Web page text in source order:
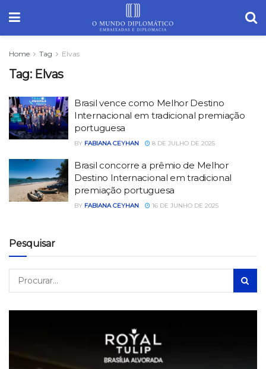
Home Tag Elvas
Tag: Elvas
Brasil vence como Melhor Destino
Internacional em tradicional premiação
portuguesa
BY FABIANA CEYHAN 8 DE JULHO DE 2025
Brasil concorre a prêmio de Melhor
Destino Internacional em tradicional
premiação portuguesa
BY FABIANA CEYHAN 16 DE JUNHO DE 2025
Pesquisar